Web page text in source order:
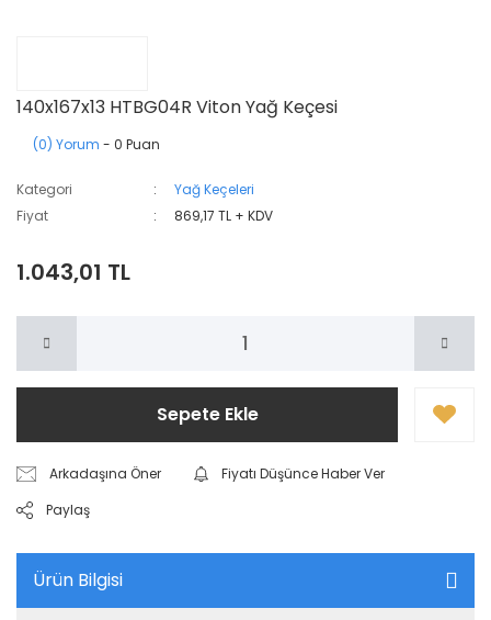
140x167x13 HTBG04R Viton Yağ Keçesi
(0) Yorum - 0 Puan
Kategori
Yağ Keçeleri
Fiyat
869,17 TL + KDV
1.043,01 TL
Sepete Ekle
Arkadaşına Öner
Fiyatı Düşünce Haber Ver
Paylaş
Ürün Bilgisi